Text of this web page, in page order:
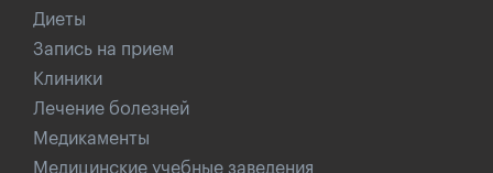
Диеты
Запись на прием
Клиники
Лечение болезней
Медикаменты
Медицинские учебные заведения